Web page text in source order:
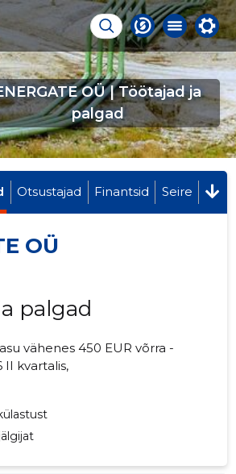
OÜ | Töötajad ja
palgad
Otsustajad Finantsid Seire
OÜ
palgad
vähenes 450 EUR võrra -
II kvartalis,